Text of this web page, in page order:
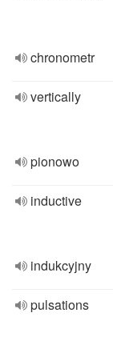
chronometr
vertically
pionowo
inductive
indukcyjny
pulsations